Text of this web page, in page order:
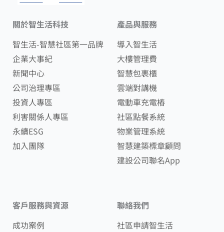
關於智生活科技
智生活-智慧社區第一品牌
企業大事紀
新聞中心
公司治理專區
投資人專區
利害關係人專區
永續ESG
加入團隊
產品與服務
導入智生活
大樓管理費
智慧包裹櫃
雲端對講機
電動車充電樁
社區點餐系統
物業管理系統
智慧建築標章顧問
建設公司聯名App
客戶服務與資源
成功案例
聯絡我們
社區申請智生活